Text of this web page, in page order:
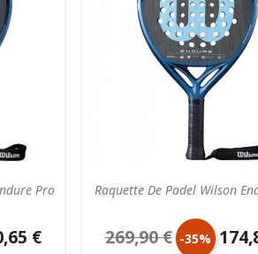
Pro
€
Raquette De Padel Wilson
Prix
269,90 € -35% Prix